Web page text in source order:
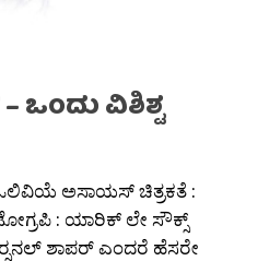
ಒಂದು ವಿಶಿಶ್ಟ
: ಒಲಿವಿಯೆ ಅಸಾಯಸ್ ಚಿತ್ರಕತೆ :
: ಯಾರಿಕ್ ಲೇ ಸೌಕ್ಸ್
ಶಾಪರ್ ಎಂದರೆ ಹೆಸರೇ